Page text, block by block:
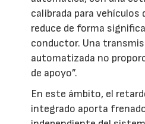
calibrada para vehículos
reduce de forma
conductor. Una
automatizada no
de apoyo”.
En este ámbito, el
integrado aporta